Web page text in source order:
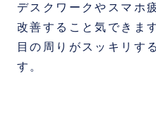
デスクワークやスマホ
改善すること気できま
目の周りがスッキリす
す。